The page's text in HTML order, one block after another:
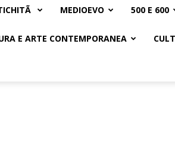
MEDIOEVO 500 E 600
E ARTE CONTEMPORANEA